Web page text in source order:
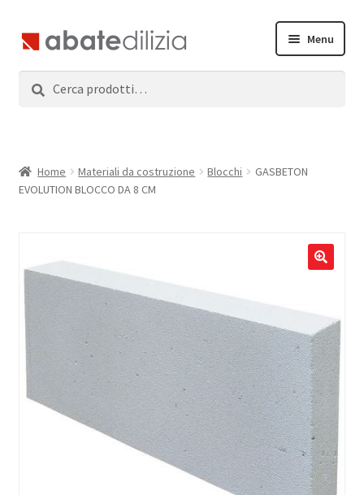
Vai
alla
navigazione
Vai
al
contenuto
Menu
Servizi
Registrati
Home Materiali da costruzione Blocchi
GASBETON
EVOLUTION BLOCCO DA 8 CM